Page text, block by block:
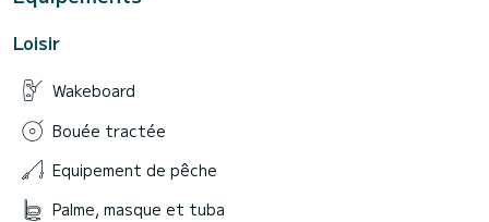
Loisir
Wakeboard
Bouée tractée
Equipement de pêche
Palme, masque et tuba